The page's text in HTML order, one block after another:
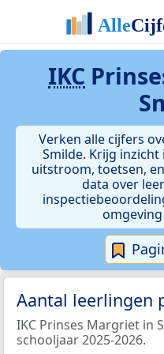
IKC
Verken alle cijfers
Smilde. Krijg
uitstroom, toetsen,
data over
Aantal leerlingen
IKC Prinses Margriet in
schooljaar 2025-2026.